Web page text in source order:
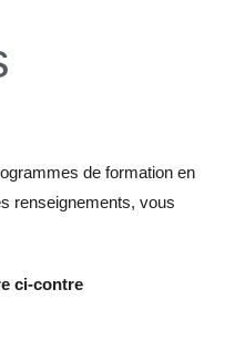
de formation en
renseignements, vous
ci-contre